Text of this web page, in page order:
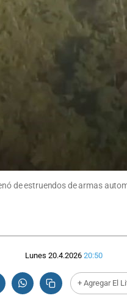
de estruendos de armas
Lunes 20.4.2026 20:50
+ Agregar El